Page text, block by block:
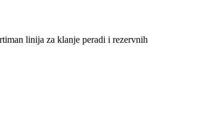
linija za klanje peradi i rezervnih